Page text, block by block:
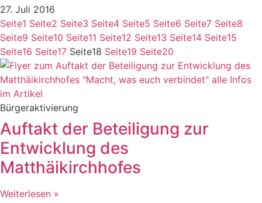
27. Juli 2016
Seite1 Seite2 Seite3 Seite4 Seite5 Seite6 Seite7 Seite8
Seite9 Seite10 Seite11 Seite12 Seite13 Seite14 Seite15
Seite16 Seite17 Seite18 Seite19 Seite20
Bürgeraktivierung
Auftakt der Beteiligung zur
Entwicklung des
Matthäikirchhofes
Weiterlesen »